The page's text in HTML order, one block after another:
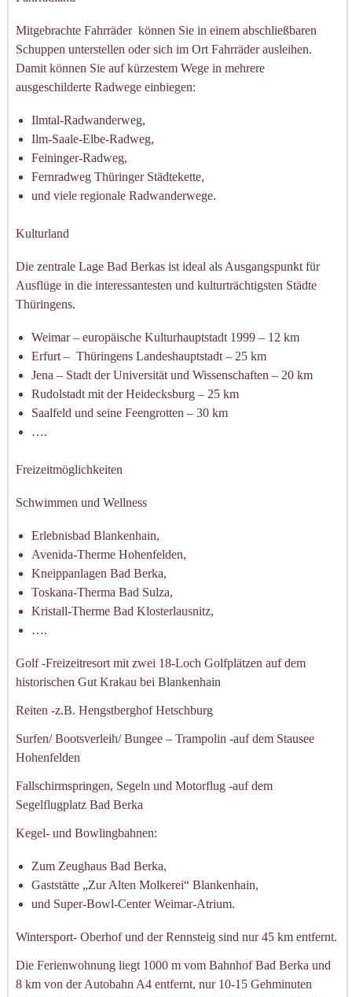
Mitgebrachte Fahrräder können Sie in einem abschließbaren
Schuppen unterstellen oder sich im Ort Fahrräder ausleihen.
Damit können Sie auf kürzestem Wege in mehrere
ausgeschilderte Radwege einbiegen:
Ilmtal-Radwanderweg,
Ilm-Saale-Elbe-Radweg,
Feininger-Radweg,
Fernradweg Thüringer Städtekette,
und viele regionale Radwanderwege.
Kulturland
Die zentrale Lage Bad Berkas ist ideal als Ausgangspunkt für
Ausflüge in die interessantesten und kulturträchtigsten Städte
Thüringens.
Weimar – europäische Kulturhauptstadt 1999 – 12 km
Erfurt – Thüringens Landeshauptstadt – 25 km
Jena – Stadt der Universität und Wissenschaften – 20 km
Rudolstadt mit der Heidecksburg – 25 km
Saalfeld und seine Feengrotten – 30 km
….
Freizeitmöglichkeiten
Schwimmen und Wellness
Erlebnisbad Blankenhain,
Avenida-Therme Hohenfelden,
Kneippanlagen Bad Berka,
Toskana-Therma Bad Sulza,
Kristall-Therme Bad Klosterlausnitz,
….
Golf -Freizeitresort mit zwei 18-Loch Golfplätzen auf dem
historischen Gut Krakau bei Blankenhain
Reiten -z.B. Hengstberghof Hetschburg
Surfen/ Bootsverleih/ Bungee – Trampolin -auf dem Stausee
Hohenfelden
Fallschirmspringen, Segeln und Motorflug -auf dem
Segelflugplatz Bad Berka
Kegel- und Bowlingbahnen:
Zum Zeughaus Bad Berka,
Gaststätte „Zur Alten Molkerei“ Blankenhain,
und Super-Bowl-Center Weimar-Atrium.
Wintersport- Oberhof und der Rennsteig sind nur 45 km entfernt.
Die Ferienwohnung liegt 1000 m vom Bahnhof Bad Berka und
8 km von der Autobahn A4 entfernt, nur 10-15 Gehminuten